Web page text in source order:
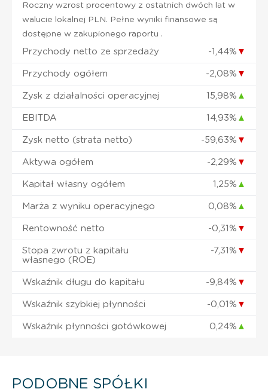
Roczny wzrost procentowy z ostatnich dwóch lat w
walucie lokalnej PLN. Pełne wyniki finansowe są
dostępne w zakupionego raportu .
Przychody netto ze sprzedaży -1,44% ▼
Przychody ogółem -2,08% ▼
Zysk z działalności operacyjnej 15,98% ▲
EBITDA 14,93% ▲
Zysk netto (strata netto) -59,63% ▼
Aktywa ogółem -2,29% ▼
Kapitał własny ogółem 1,25% ▲
Marża z wyniku operacyjnego 0,08% ▲
Rentowność netto -0,31% ▼
Stopa zwrotu z kapitału
własnego (ROE)
-7,31% ▼
Wskaźnik długu do kapitału -9,84% ▼
Wskaźnik szybkiej płynności -0,01% ▼
Wskaźnik płynności gotówkowej 0,24% ▲
PODOBNE SPÓŁKI